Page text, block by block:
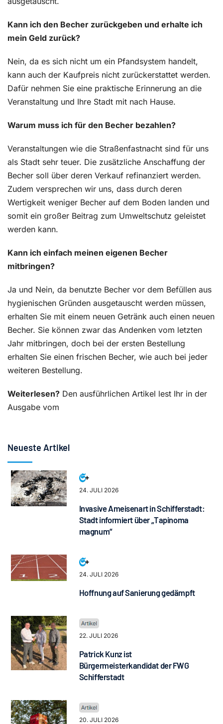
Kann ich den Becher zurückgeben und erhalte ich
mein Geld zurück?
Nein, da es sich nicht um ein Pfandsystem handelt,
kann auch der Kaufpreis nicht zurückerstattet werden.
Dafür nehmen Sie eine praktische Erinnerung an die
Veranstaltung und Ihre Stadt mit nach Hause.
Warum muss ich für den Becher bezahlen?
Veranstaltungen wie die Straßenfastnacht sind für uns
als Stadt sehr teuer. Die zusätzliche Anschaffung der
Becher soll über deren Verkauf refinanziert werden.
Zudem versprechen wir uns, dass durch deren
Wertigkeit weniger Becher auf dem Boden landen und
somit ein großer Beitrag zum Umweltschutz geleistet
werden kann.
Kann ich einfach meinen eigenen Becher
mitbringen?
Ja und Nein, da benutzte Becher vor dem Befüllen aus
hygienischen Gründen ausgetauscht werden müssen,
erhalten Sie mit einem neuen Getränk auch einen neuen
Becher. Sie können zwar das Andenken vom letzten
Jahr mitbringen, doch bei der ersten Bestellung
erhalten Sie einen frischen Becher, wie auch bei jeder
weiteren Bestellung.
Weiterlesen? Den ausführlichen Artikel lest Ihr in der
Ausgabe vom
Neueste Artikel
24. JULI 2026
Invasive Ameisenart in Schifferstadt:
Stadt informiert über „Tapinoma
magnum“
24. JULI 2026
Hoffnung auf Sanierung gedämpft
22. JULI 2026
Patrick Kunz ist
Bürgermeisterkandidat der FWG
Schifferstadt
20. JULI 2026